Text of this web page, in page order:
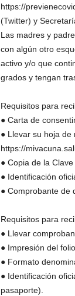
https://
(Twitter) y
Las madres y
con algún otro
activo y/o que
grados y tengan
Requisitos para
● Carta de
● Llevar su hoja de
https://
● Copia de la
● Identificación
● Comprobante de
Requisitos para
● Llevar
● Impresión del
● Formato
● Identificación
pasaporte).